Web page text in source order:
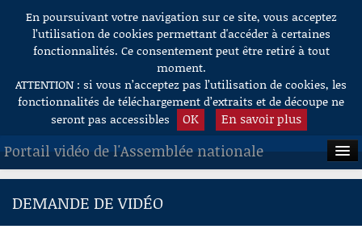
Aller au contenu
En poursuivant votre navigation sur ce site, vous acceptez
l’utilisation de cookies permettant d'accéder à certaines
fonctionnalités. Ce consentement peut être retiré à tout
moment.
ATTENTION : si vous n’acceptez pas l’utilisation de cookies, les
fonctionnalités de téléchargement d’extraits et de découpe ne
seront pas accessibles
OK En savoir plus
Portail vidéo de l'Assemblée nationale
ACCUEIL
DEMANDE DE VIDÉO